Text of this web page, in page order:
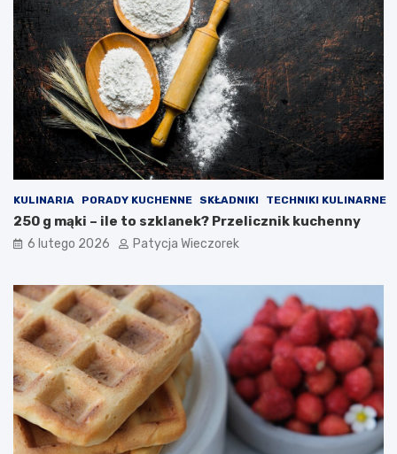
KULINARIA PORADY KUCHENNE SKŁADNIKI TECHNIKI KULINARNE
250 g mąki – ile to szklanek? Przelicznik kuchenny
6 lutego 2026 Patycja Wieczorek